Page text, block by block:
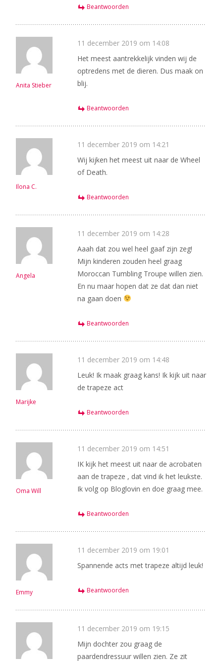
Beantwoorden
Anita Stieber
11 december 2019 om 14:08
Het meest aantrekkelijk vinden wij de
optredens met de dieren. Dus maak on
blij.
Beantwoorden
Ilona C.
11 december 2019 om 14:21
Wij kijken het meest uit naar de Wheel
of Death.
Beantwoorden
Angela
11 december 2019 om 14:28
Aaah dat zou wel heel gaaf zijn zeg!
Mijn kinderen zouden heel graag
Moroccan Tumbling Troupe willen zien.
En nu maar hopen dat ze dat dan niet
na gaan doen
Beantwoorden
Marijke
11 december 2019 om 14:48
Leuk! Ik maak graag kans! Ik kijk uit naar
de trapeze act
Beantwoorden
Oma Will
11 december 2019 om 14:51
IK kijk het meest uit naar de acrobaten
aan de trapeze , dat vind ik het leukste.
Ik volg op Bloglovin en doe graag mee.
Beantwoorden
Emmy
11 december 2019 om 19:01
Spannende acts met trapeze altijd leuk!
Beantwoorden
11 december 2019 om 19:15
Mijn dochter zou graag de
paardendressuur willen zien. Ze zit